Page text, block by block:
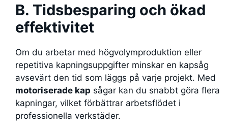
B. Tidsbesparing och ökad
effektivitet
Om du arbetar med högvolymproduktion eller
repetitiva kapningsuppgifter minskar en kapsåg
avsevärt den tid som läggs på varje projekt. Med
motoriserade kap sågar kan du snabbt göra flera
kapningar, vilket förbättrar arbetsflödet i
professionella verkstäder.